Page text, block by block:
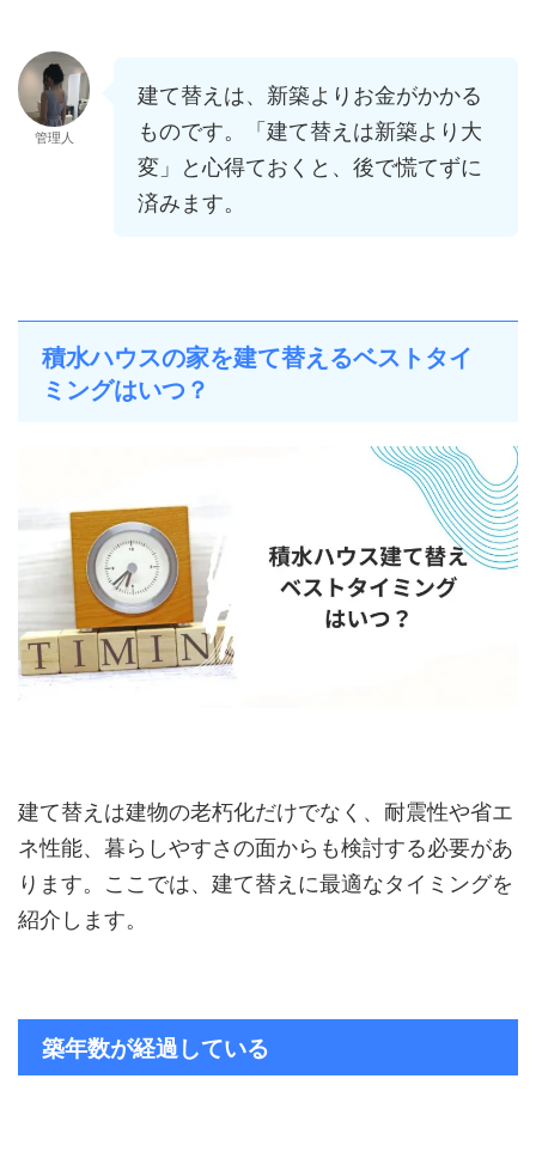
管理人
建て替えは、新築よりお金がかかる
ものです。「建て替えは新築より大
変」と心得ておくと、後で慌てずに
済みます。
積水ハウスの家を建て替えるベストタイ
ミングはいつ？
建て替えは建物の老朽化だけでなく、耐震性や省エ
ネ性能、暮らしやすさの面からも検討する必要があ
ります。ここでは、建て替えに最適なタイミングを
紹介します。
築年数が経過している